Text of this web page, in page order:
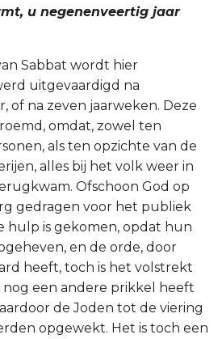
u negenenveertig jaar
Sabbat wordt hier
uitgevaardigd na
of na zeven jaarweken. Deze
omdat, zowel ten
als ten opzichte van de
alles bij het volk weer in
Ofschoon God op
gedragen voor het publiek
hulp is gekomen, opdat hun
en de orde, door
heeft, toch is het volstrekt
een andere prikkel heeft
de Joden tot de viering
opgewekt. Het is toch een